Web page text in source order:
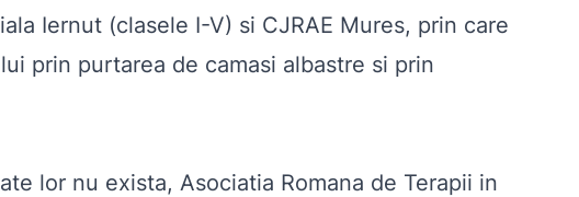
Iernut (clasele I-V) si CJRAE Mures, prin care
prin purtarea de camasi albastre si prin
lor nu exista, Asociatia Romana de Terapii in